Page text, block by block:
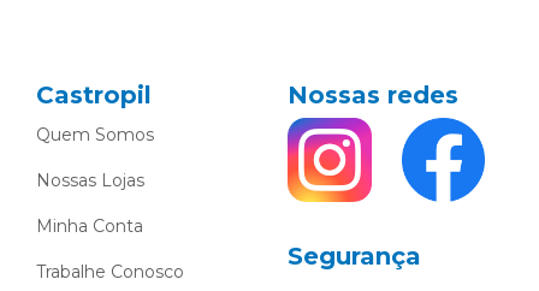
Castropil
Quem Somos
Nossas Lojas
Minha Conta
Trabalhe Conosco
Nossas redes
Segurança